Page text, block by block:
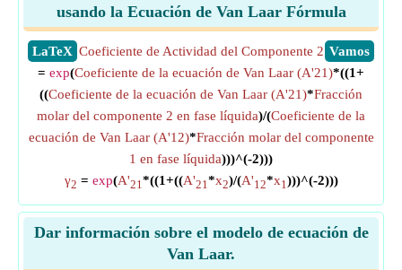
usando la Ecuación de Van Laar Fórmula
​LaTeX ​Vamos
Coeficiente de Actividad del Componente 2
= exp(Coeficiente de la ecuación de Van Laar (A'21)*((1+
((Coeficiente de la ecuación de Van Laar (A'21)*Fracción
molar del componente 2 en fase líquida)/(Coeficiente de la
ecuación de Van Laar (A'12)*Fracción molar del componente
1 en fase líquida)))^(-2)))
γ2 = exp(A'21*((1+((A'21*x2)/(A'12*x1)))^(-2)))
Dar información sobre el modelo de ecuación de
Van Laar.